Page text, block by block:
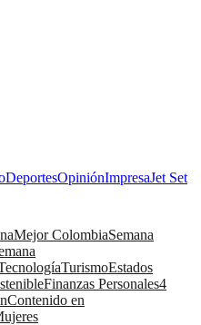
DeportesOpiniónImpresaJet Set
Mejor ColombiaSemana
TurismoEstados
Finanzas Personales4
Contenido en